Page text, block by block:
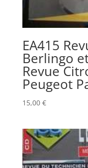
EA415
Berlingo
Revue
Peugeot
15,00 €